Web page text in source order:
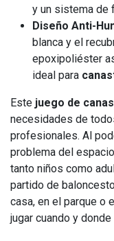
y un sistema de
Diseño Anti-
blanca y el
epoxipoliéster
ideal para
Este juego de
necesidades de
profesionales. Al
problema del
tanto niños como
partido de
casa, en el parque o
jugar cuando y donde